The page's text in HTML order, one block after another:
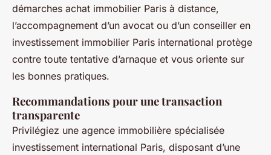
démarches achat immobilier Paris à distance,
l’accompagnement d’un avocat ou d’un conseiller en
investissement immobilier Paris international protège
contre toute tentative d’arnaque et vous oriente sur
les bonnes pratiques.
Recommandations pour une transaction
transparente
Privilégiez une agence immobilière spécialisée
investissement international Paris, disposant d’une